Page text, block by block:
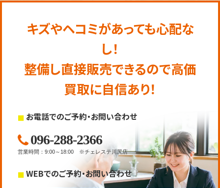
キズやヘコミがあっても心配な
し！
整備し直接販売できるので高価
買取に自信あり！
お電話でのご予約・お問い合わせ
096-288-2366
営業時間 ： 9:00～18:00 ※チェレステ川尻店
WEBでのご予約・お問い合わせ